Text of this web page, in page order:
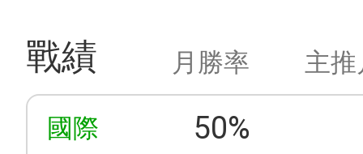
戰績 月勝率 主
國際 50%